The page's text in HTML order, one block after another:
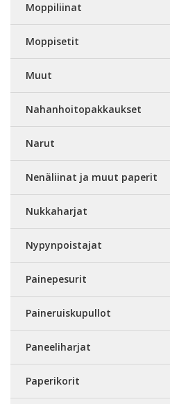
Moppiliinat
Moppisetit
Muut
Nahanhoitopakkaukset
Narut
Nenäliinat ja muut paperit
Nukkaharjat
Nypynpoistajat
Painepesurit
Paineruiskupullot
Paneeliharjat
Paperikorit